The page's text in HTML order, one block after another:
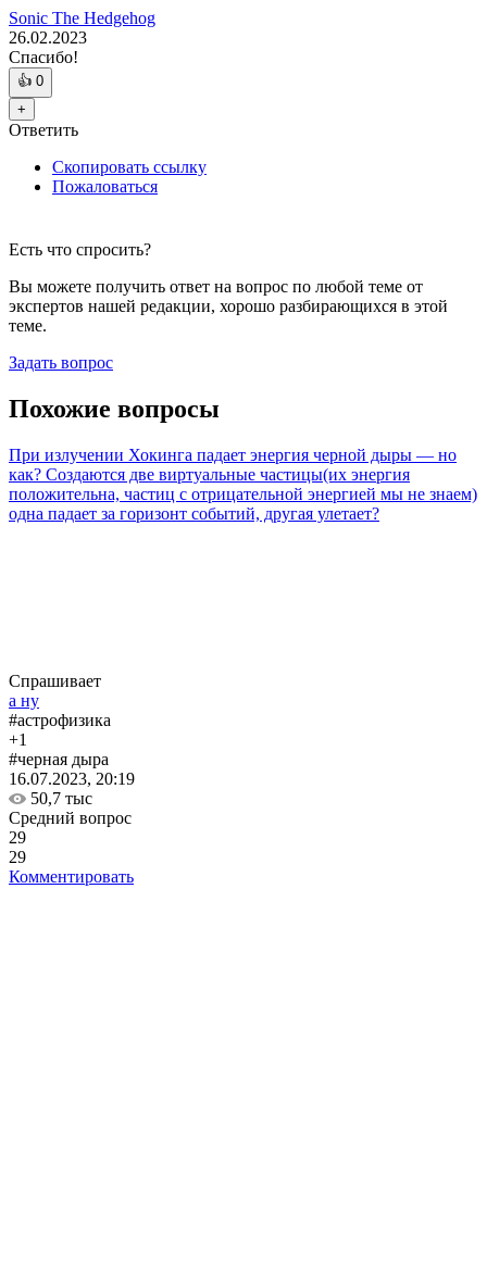
Sonic The Hedgehog
26.02.2023
Спасибо!
👍 0
+
Ответить
Скопировать ссылку
Пожаловаться
Есть что спросить?
Вы можете получить ответ на вопрос по любой теме от
экспертов нашей редакции, хорошо разбирающихся в этой
теме.
Задать вопрос
Похожие вопросы
При излучении Хокинга падает энергия черной дыры — но
как? Создаются две виртуальные частицы(их энергия
положительна, частиц с отрицательной энергией мы не знаем)
одна падает за горизонт событий, другая улетает?
Спрашивает
а ну
#астрофизика
+1
#черная дыра
16.07.2023, 20:19
50,7 тыс
Средний вопрос
29
29
Комментировать